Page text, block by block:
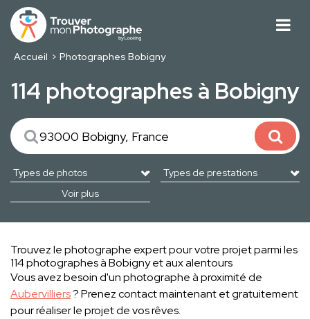
Accueil Photographes Bobigny
114 photographes à Bobigny
Voir plus
Trouvez le photographe expert pour votre projet parmi les
114 photographes à Bobigny et aux alentours
Vous avez besoin d'un photographe à proximité de
Aubervilliers? Prenez contact maintenant et gratuitement
pour réaliser le projet de vos rêves.